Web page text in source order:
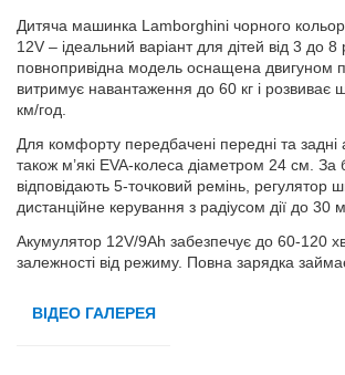
Дитяча машинка Lamborghini чорного
12V – ідеальний варіант для дітей від 3 до 8
повнопривідна модель оснащена двигуном
витримує навантаження до 60 кг і розвиває
км/год.
Для комфорту передбачені передні та задні
також м’які EVA-колеса діаметром 24 см. За
відповідають 5-точковий ремінь, регулятор
дистанційне керування з радіусом дії до 30
Акумулятор 12V/9Ah забезпечує до 60-120
залежності від режиму. Повна зарядка
ВІДЕО ГАЛЕРЕЯ